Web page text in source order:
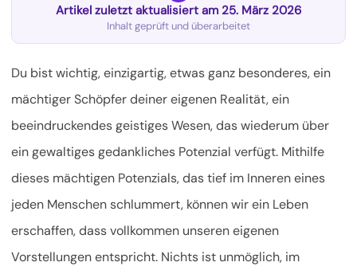
Artikel zuletzt aktualisiert am 25. März 2026
Inhalt geprüft und überarbeitet
Du bist wichtig, einzigartig, etwas ganz besonderes, ein
mächtiger Schöpfer deiner eigenen Realität, ein
beeindruckendes geistiges Wesen, das wiederum über
ein gewaltiges gedankliches Potenzial verfügt. Mithilfe
dieses mächtigen Potenzials, das tief im Inneren eines
jeden Menschen schlummert, können wir ein Leben
erschaffen, dass vollkommen unseren eigenen
Vorstellungen entspricht. Nichts ist unmöglich, im